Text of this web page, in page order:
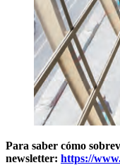
Para saber cómo
newsletter: https://